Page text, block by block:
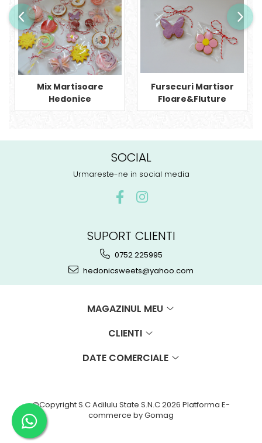
Mix Martisoare
Hedonice
Fursecuri Martisor
Floare&Fluture
SOCIAL
Urmareste-ne in social media
SUPORT CLIENTI
0752 225995
hedonicsweets@yahoo.com
MAGAZINUL MEU
CLIENTI
DATE COMERCIALE
©Copyright S.C Adilulu State S.N.C 2026 Platforma E-
commerce by Gomag